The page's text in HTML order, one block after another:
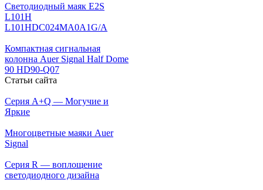
Светодиодный маяк E2S
L101H
L101HDC024MA0A1G/A
Компактная сигнальная
колонна Auer Signal Half Dome
90 HD90-Q07
Статьи сайта
Серия A+Q — Могучие и
Яркие
Многоцветные маяки Auer
Signal
Серия R — воплощение
светодиодного дизайна